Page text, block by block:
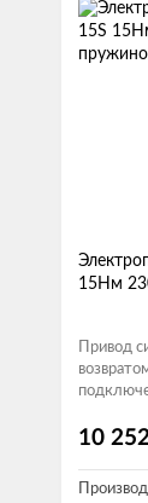
15Нм
Привод
10